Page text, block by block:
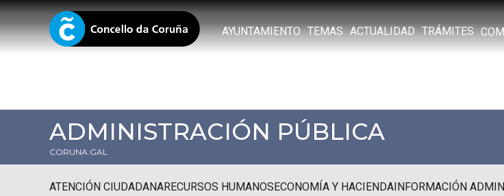
AYUNTAMIENTO TEMAS ACTUALIDAD TRÁMITES
ADMINISTRACIÓN PÚBLICA
CORUNA.GAL
ATENCIÓN CIUDADANARECURSOS HUMANOSECONOMÍA Y HACIENDAINFORMACIÓN